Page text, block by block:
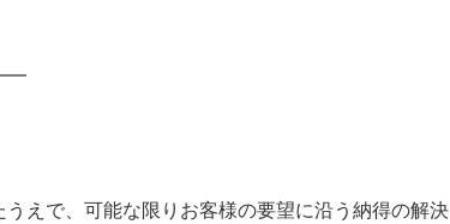
えで、可能な限りお客様の要望に沿う納得の解決